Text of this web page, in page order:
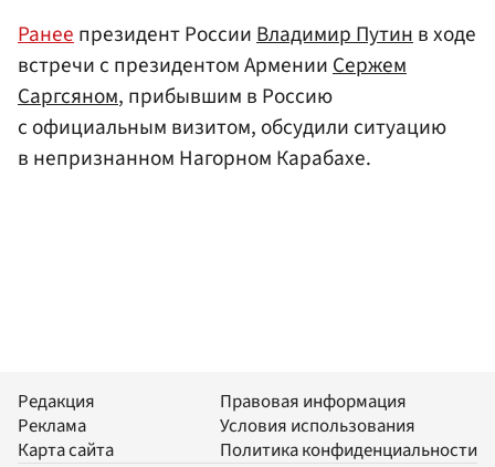
Ранеепрезидент РоссииВладимир Путинв ходе
встречи с президентом АрменииСержем
Саргсяном, прибывшим в Россию
с официальным визитом, обсудили ситуацию
в непризнанном Нагорном Карабахе.
Редакция
Реклама
Карта сайта
Правовая информация
Условия использования
Политика конфиденциальности